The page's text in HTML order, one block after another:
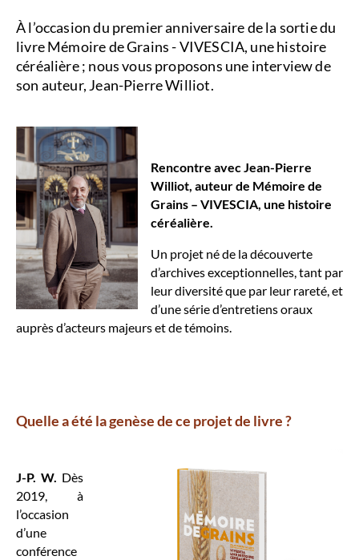
À l’occasion du premier anniversaire de la sortie du
livre Mémoire de Grains - VIVESCIA, une histoire
céréalière ; nous vous proposons une interview de
son auteur, Jean-Pierre Williot.
Rencontre avec Jean-Pierre
Williot, auteur de Mémoire de
Grains – VIVESCIA, une histoire
céréalière.
Un projet né de la découverte
d’archives exceptionnelles, tant par
leur diversité que par leur rareté, et
d’une série d’entretiens oraux
auprès d’acteurs majeurs et de témoins.
Quelle a été la genèse de ce projet de livre ?
J-P. W. Dès
2019, à
l’occasion
d’une
conférence